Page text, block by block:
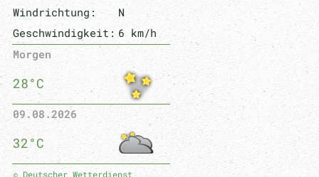
Windrichtung:
N
Geschwindigkeit: 6 km/h
Morgen
28°C
09.08.2026
32°C
© Deutscher Wetterdienst